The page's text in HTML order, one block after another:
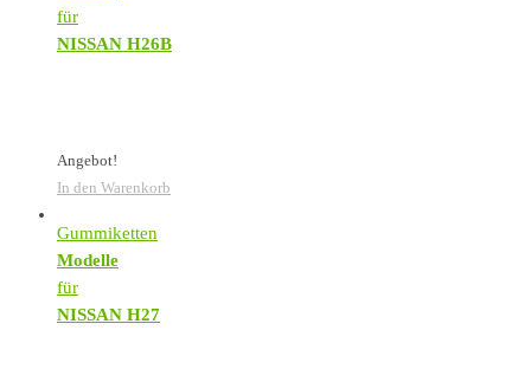
für
NISSAN H26B
Angebot!
In den Warenkorb
Gummiketten
Modelle
für
NISSAN H27